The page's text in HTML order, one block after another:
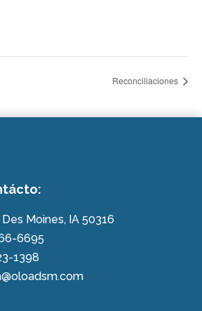
Reconciliaciones
Moines, IA 50316
6695
1398